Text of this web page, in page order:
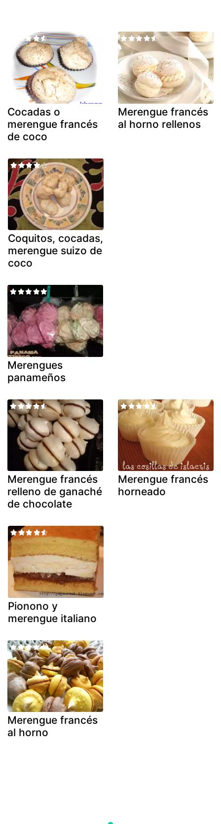
Cocadas o
merengue francés
de coco
Merengue francés
al horno rellenos
Coquitos, cocadas,
merengue suizo de
coco
Merengues
panameños
Merengue francés
relleno de ganaché
de chocolate
Merengue francés
horneado
Pionono y
merengue italiano
Merengue francés
al horno